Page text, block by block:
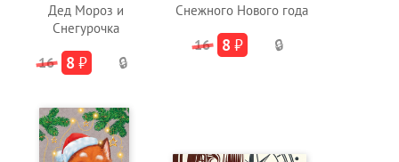
Дед Мороз и
Снегурочка
16 8 ₽ 🔒
Снежного Нового года
16 8 ₽ 🔒